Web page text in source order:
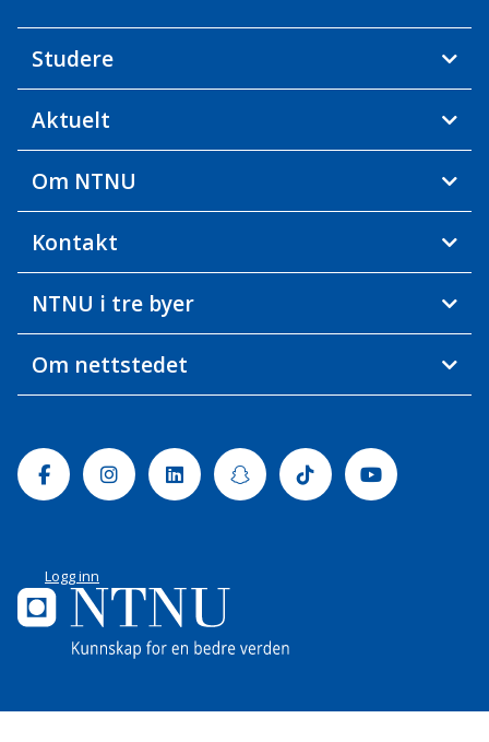
Studere
Aktuelt
Om NTNU
Kontakt
NTNU i tre byer
Om nettstedet
FacebookInstagramLinkedinSnapchatTiktok Youtube
Logg inn